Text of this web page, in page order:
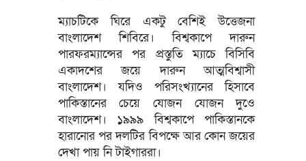
ম্যাচটিকে ঘিরে একটু বেশিই উত্তেজনা
বাংলাদেশ শিবিরে। বিশ্বকাপে দারুন
পারফরম্যান্সের পর প্রস্তুতি ম্যাচে বিসিবি
একাদশের জয়ে দারুন আত্মবিশ্বাসী
বাংলাদেশ। যদিও পরিসংখ্যানের হিসাবে
পাকিস্তানের চেয়ে যোজন যোজন দুওে
বাংলাদেশ। ১৯৯৯ বিশ্বকাপে পাকিস্তানকে
হারানোর পর দলটির বিপক্ষে আর কোন জয়ের
দেখা পায় নি টাইগাররা।